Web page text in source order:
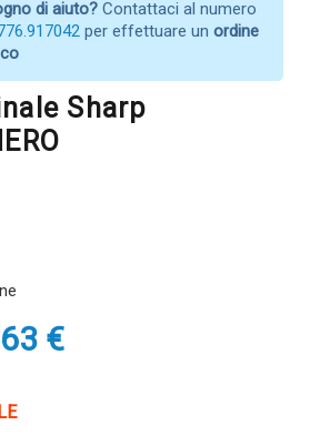
di aiuto? Contattaci al numero
per effettuare un ordine
Sharp
€Il
prezzo